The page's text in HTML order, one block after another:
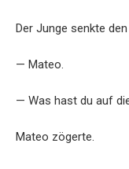
Der Junge senkte den
— Mateo.
— Was hast du auf
Mateo zögerte.